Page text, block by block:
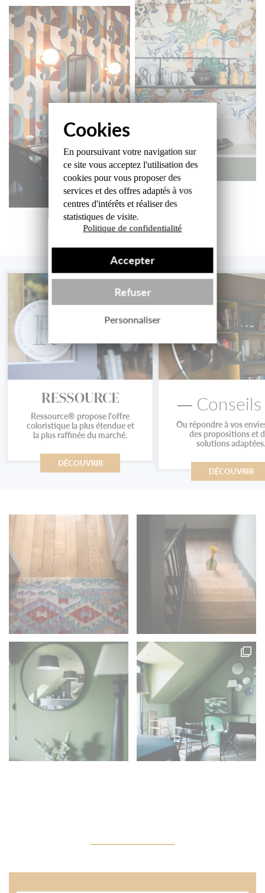
DÉCOUVRIR
Ressource® propose l'offre
coloristique la plus étendue et
la plus raffinée du marché.
DÉCOUVRIR
Conseils
Ou répondre à vos
des propositions et
solutions adaptées.
DÉCOUVRIR
En poursuivant votre navigation sur
ce sitevous acceptez l'utilisation des
cookiespour vous proposer des
services et des offresadaptés à vos
centres d'intérêts et réaliserdes
statistiques de visite.
Politique de confidentialité
Accepter
Refuser
Personnaliser